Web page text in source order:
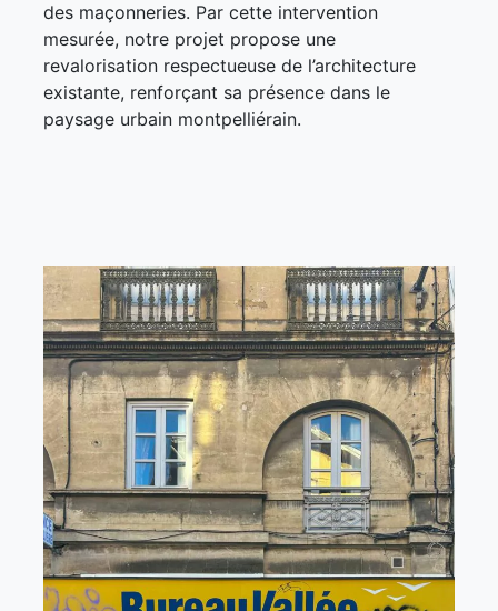
des maçonneries. Par cette intervention
mesurée, notre projet propose une
revalorisation respectueuse de l’architecture
existante, renforçant sa présence dans le
paysage urbain montpelliérain.